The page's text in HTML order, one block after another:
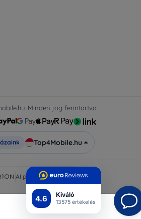
4.6 Kiváló
13575 értékelés
Minden jog fenntartva.
Top4Mobile.hu
AI powered byEurion